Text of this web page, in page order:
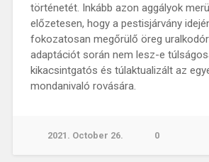
történetét. Inkább azon aggályok
előzetesen, hogy a pestisjárvány
fokozatosan megőrülő öreg
adaptációt során nem lesz-e
kikacsintgatós és túlaktualizált az
mondanivaló rovására.
2021. October 26. 0